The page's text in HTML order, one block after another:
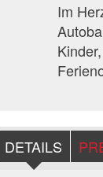
Im
DETAILS